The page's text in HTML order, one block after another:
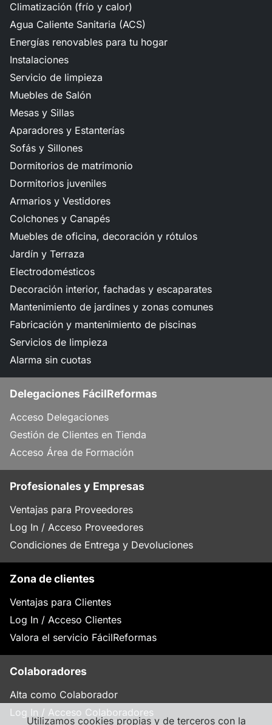
Utilizamos cookies propias y de terceros con la
Climatización (frío y calor)
Agua Caliente Sanitaria (ACS)
Energías renovables para tu hogar
Instalaciones
Servicio de limpieza
Muebles de Salón
Mesas y Sillas
Aparadores y Estanterías
Sofás y Sillones
Dormitorios de matrimonio
Dormitorios juveniles
Armarios y Vestidores
Colchones y Canapés
Muebles de oficina, decoración y rótulos
Jardín y Terraza
Electrodomésticos
Decoración interior, fachadas y escaparates
Mantenimiento de jardines y zonas comunes
Fabricación y mantenimiento de piscinas
Servicios de limpieza
Alarma sin cuotas
Delegaciones FácilReformas
Acceso Delegaciones
Gestión de Clientes en Tienda
Acceso Área de Formación
Profesionales y Empresas
Ventajas para Proveedores
Log In / Acceso Proveedores
Condiciones de Entrega y Devoluciones
Zona de clientes
Ventajas para Clientes
Log In / Acceso Clientes
Valora el servicio FácilReformas
Colaboradores
Alta como Colaborador
Log In / Acceso Colaboradores